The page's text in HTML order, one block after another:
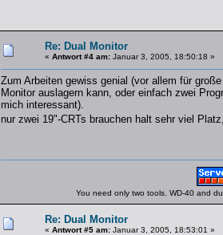
Re: Dual Monitor
« Antwort #4 am: Januar 3, 2005, 18:50:18 »
Zum Arbeiten gewiss genial (vor allem für
Monitor auslagern kann, oder einfach zwei
mich interessant).
nur zwei 19"-CRTs brauchen halt sehr viel
You need only two tools. WD-40 and
Re: Dual Monitor
« Antwort #5 am: Januar 3, 2005, 18:53:01 »